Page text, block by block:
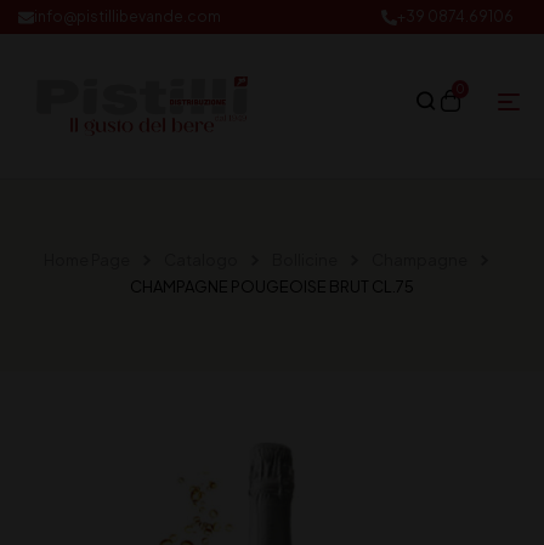
CHAMPAGNE POUGEOISE BRUT CL.75